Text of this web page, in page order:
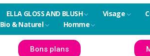
ELLA GLOSS AND BLUSH Visage
Bio & Naturel Homme
Bons plans